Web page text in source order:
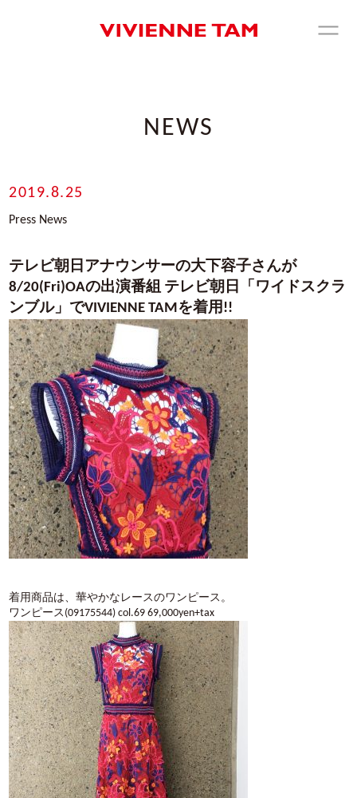
NEWS
2019.8.25
Press News
テレビ朝日アナウンサーの大下容子さんが
8/20(Fri)OAの出演番組 テレビ朝日「ワイドスクラ
ンブル」でVIVIENNE TAMを着用!!
着用商品は、華やかなレースのワンピース。
ワンピース(09175544) col.69 69,000yen+tax